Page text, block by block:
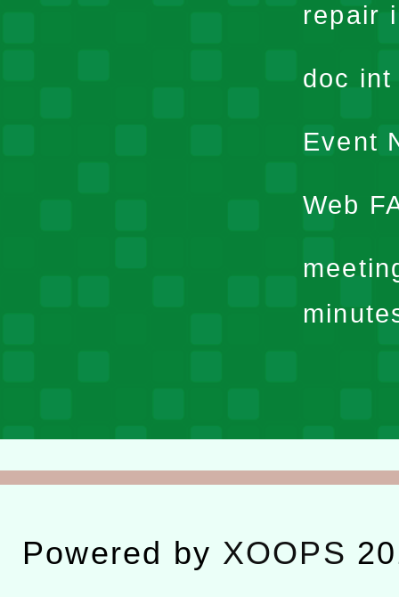
repair
doc
Event
Web
Powered by XOOPS